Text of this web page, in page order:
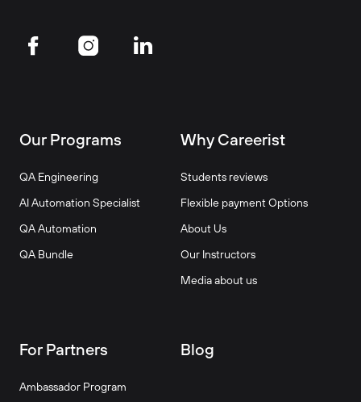
Our Programs
QA Engineering
AI Automation Specialist
QA Automation
QA Bundle
Why Careerist
Students reviews
Flexible payment Options
About Us
Our Instructors
Media about us
For Partners
Ambassador Program
Blog